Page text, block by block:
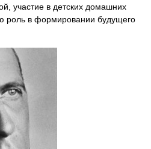
участие в детских домашних
роль в формировании будущего